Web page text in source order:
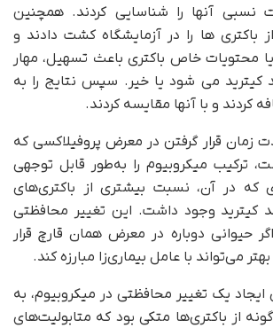
نسبی آنها را شناسایی کردند. همچنین
باکتری ها را در آزمایشگاه کشت دادند و
محتویات خاص باکتری باعث تسهیل، مهار
کیترید می شود یا خیر. سپس نتایج را به
کردند و با آنها مقایسه کردند.
زمان قرار گرفتن در معرض پروفیلاکسی که
ترکیب میکروبیوم را به‌طور قابل توجهی
که در آن، نسبت بیشتری از باکتری‌های
کیترید وجود داشت. این تغییر محافظتی
حیوانی دوباره در معرض همان قارچ قرار
می‌تواند با عامل بیماری‌زا مبارزه کند.
ایجاد یک تغییر محافظتی در میکروبیوم، به
از باکتری‌ها متکی بود که متابولیت‌های